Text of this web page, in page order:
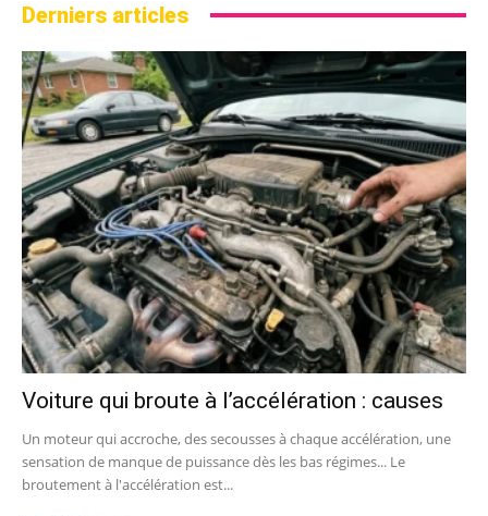
Derniers articles
Voiture qui broute à l’accélération : causes
Un moteur qui accroche, des secousses à chaque accélération, une
sensation de manque de puissance dès les bas régimes... Le
broutement à l'accélération est...